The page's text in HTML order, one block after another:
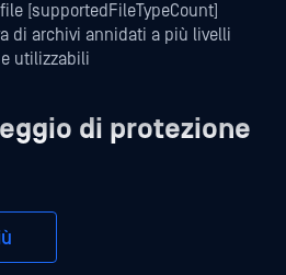
[supportedFileTypeCount]
di archivi annidati a più livelli
utilizzabili
di protezione